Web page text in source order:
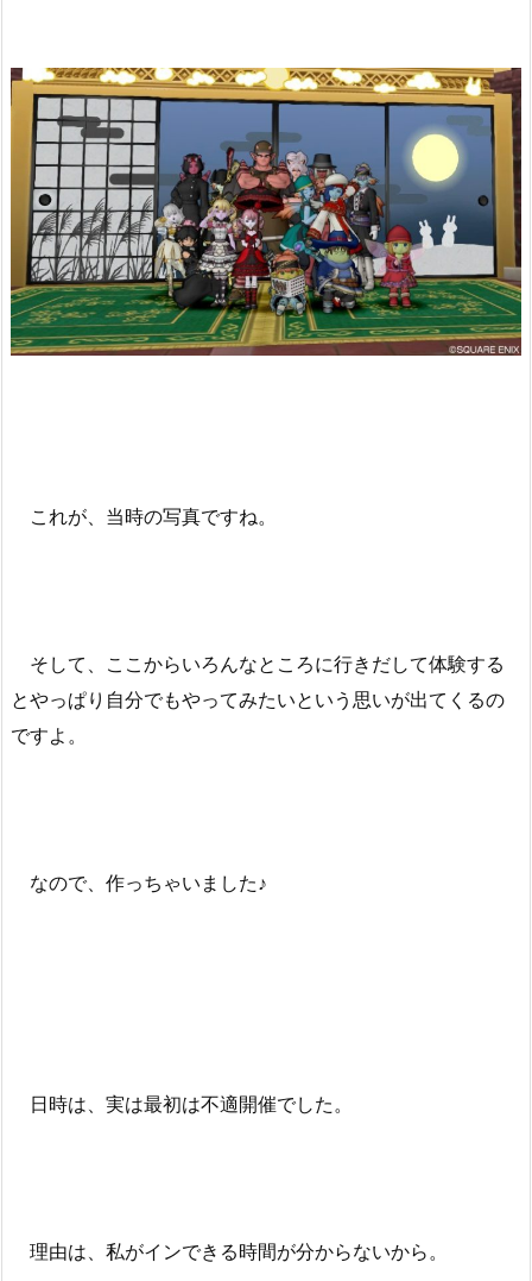
これが、当時の写真ですね。
そして、ここからいろんなところに行きだして体験する
とやっぱり自分でもやってみたいという思いが出てくるの
ですよ。
なので、作っちゃいました♪
日時は、実は最初は不適開催でした。
理由は、私がインできる時間が分からないから。